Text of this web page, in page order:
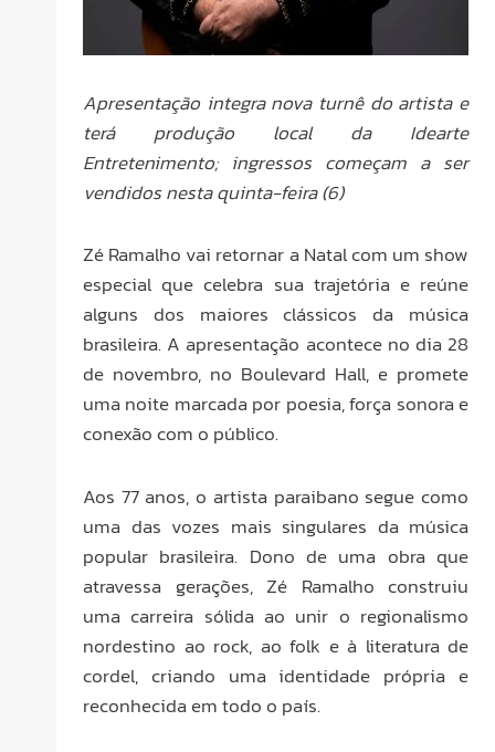
Apresentação integra nova turnê do artista e
terá produção local da Idearte
Entretenimento; ingressos começam a ser
vendidos nesta quinta-feira (6)
Zé Ramalho vai retornar a Natal com um show
especial que celebra sua trajetória e reúne
alguns dos maiores clássicos da música
brasileira. A apresentação acontece no dia 28
de novembro, no Boulevard Hall, e promete
uma noite marcada por poesia, força sonora e
conexão com o público.
Aos 77 anos, o artista paraibano segue como
uma das vozes mais singulares da música
popular brasileira. Dono de uma obra que
atravessa gerações, Zé Ramalho construiu
uma carreira sólida ao unir o regionalismo
nordestino ao rock, ao folk e à literatura de
cordel, criando uma identidade própria e
reconhecida em todo o país.